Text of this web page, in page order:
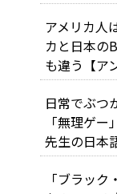
アメリカ人
カと日本の
も違う【ア
日常でぶつ
「無理ゲ
先生の日本
「ブラッ